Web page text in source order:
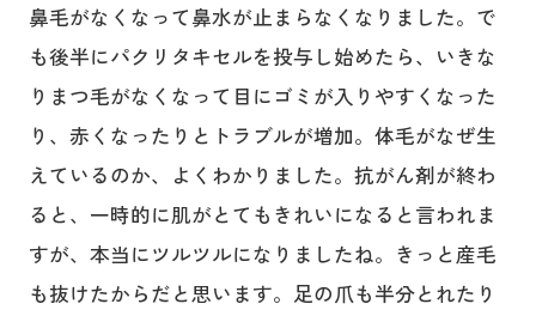
鼻毛がなくなって鼻水が止まらなくなりました。で
も後半にパクリタキセルを投与し始めたら、いきな
りまつ毛がなくなって目にゴミが入りやすくなった
り、赤くなったりとトラブルが増加。体毛がなぜ生
えているのか、よくわかりました。抗がん剤が終わ
ると、一時的に肌がとてもきれいになると言われま
すが、本当にツルツルになりましたね。きっと産毛
も抜けたからだと思います。足の爪も半分とれたり